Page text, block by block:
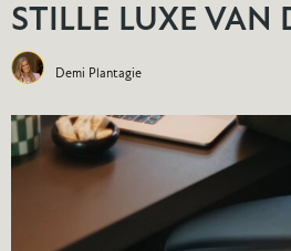
STILLE LUXE VAN
Demi Plantagie